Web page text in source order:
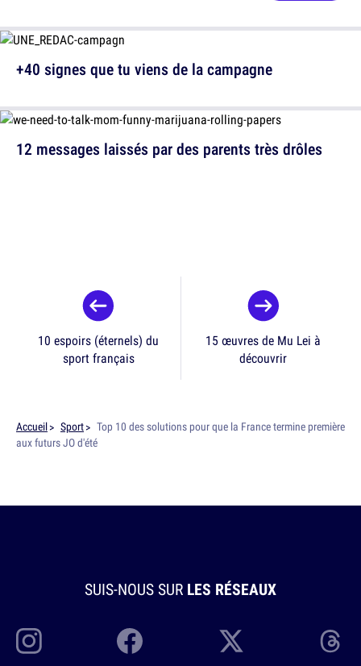
12 messages laissés par des parents très drôles
+40 signes que tu viens de la campagne
10 espoirs (éternels) du
sport français
15 œuvres de Mu Lei à
découvrir
Accueil Sport
Top 10 des solutions pour que la France termine première
aux futurs JO d'été
SUIS-NOUS SUR LES RÉSEAUX